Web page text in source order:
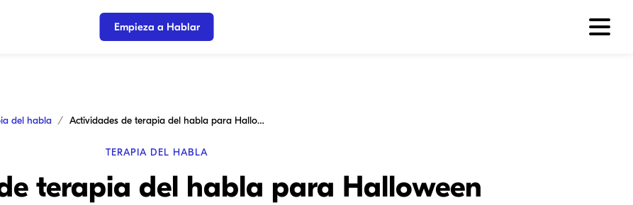
Empieza a Hablar
del habla Actividades de terapia del habla para Halloween que a tus hijos les encantarán
TERAPIA DEL HABLA
terapia del habla para Halloween